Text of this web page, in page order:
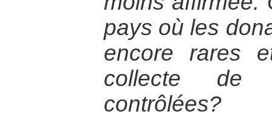
pays où les
encore rares
collecte de
contrôlées?